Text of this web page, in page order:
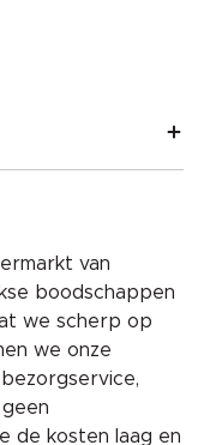
van
boodschappen
we scherp op
we onze
de kosten laag en